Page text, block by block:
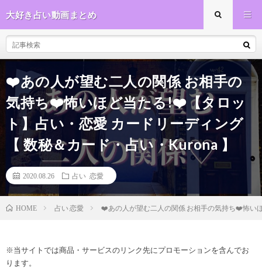
大好き占い動画まとめ
❤️あの人が望む二人の関係 お相手の
気持ち❤️怖いほど当たる!❤️【タロッ
ト】占い・恋愛 カードリーディング
【 数秘＆カード・占い・Kurona 】
2020.08.26 占い 恋愛
HOME 占い 恋愛 ❤️あの人が望む二人の関係 お相手の気持ち❤️怖い
※当サイトでは商品・サービスのリンク先にプロモーションを含んでお
ります。